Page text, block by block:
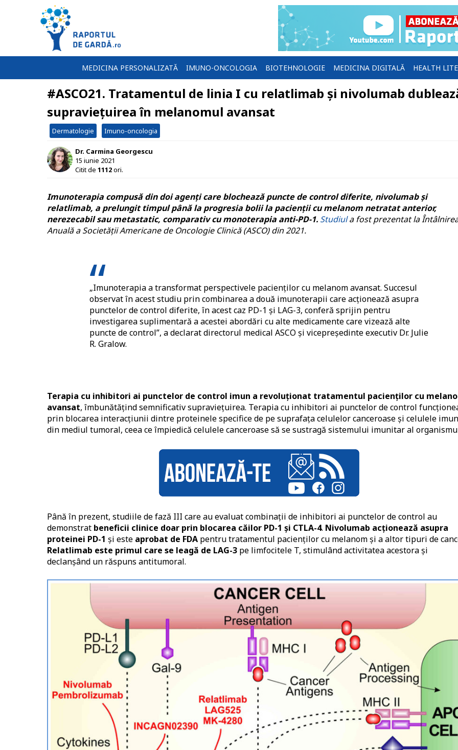
MEDICINA PERSONALIZATĂ IMUNO-ONCOLOGIA BIOTEHNOLOGIE MEDICINA DIGITALĂ HEALTH
#ASCO21. Tratamentul de linia I cu relatlimab și nivolumab
supraviețuirea în melanomul avansat
Dermatologie Imuno-oncologia
Dr. Carmina Georgescu
15 iunie 2021
Citit de 1112ori.
Imunoterapia compusă din doi agenți care blochează puncte de control diferite, nivolumab și
relatlimab, a prelungit timpul până la progresia bolii la pacienții cu melanom netratat anterior,
nerezecabil sau metastatic, comparativ cu monoterapia anti-PD-1. Studiula fost prezentat la
Anuală a Societății Americane de Oncologie Clinică (ASCO) din 2021.
„Imunoterapia a transformat perspectivele pacienților cu melanom avansat. Succesul
observat în acest studiu prin combinarea a două imunoterapii care acționează asupra
punctelor de control diferite, în acest caz PD-1 și LAG-3, conferă sprijin pentru
investigarea suplimentară a acestei abordări cu alte medicamente care vizează alte
puncte de control”, a declarat directorul medical ASCO și vicepreședinte executiv Dr. Julie
R. Gralow.
Terapia cu inhibitori ai punctelor de control imun a revoluționat tratamentul pacienților cu
avansat, îmbunătățind semnificativ supraviețuirea. Terapia cu inhibitori ai punctelor de control
prin blocarea interacțiunii dintre proteinele specifice de pe suprafața celulelor canceroase și celulele
din mediul tumoral, ceea ce împiedică celulele canceroase să se sustragă sistemului imunitar al
Până în prezent, studiile de fază III care au evaluat combinații de inhibitori ai punctelor de control au
demonstrat beneficii clinice doar prin blocarea căilor PD-1 și CTLA-4. Nivolumab acționează asupra
proteinei PD-1 și este aprobat de FDA pentru tratamentul pacienților cu melanom și a altor tipuri de
Relatlimab este primul care se leagă de LAG-3 pe limfocitele T, stimulând activitatea acestora și
declanșând un răspuns antitumoral.